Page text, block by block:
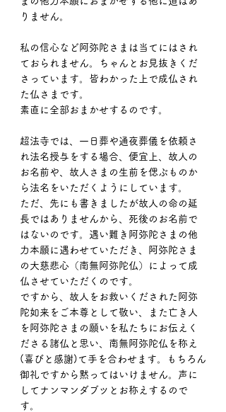
りません。
私の信心など阿弥陀さまは当てにはされ
ておられません。ちゃんとお見抜きくだ
さっています。皆わかった上で成仏され
た仏さまです。
素直に全部おまかせするのです。
超法寺では、一日葬や通夜葬儀を依頼さ
れ法名授与をする場合、便宜上、故人の
お名前や、故人さまの生前を偲ぶものか
ら法名をいただくようにしています。
ただ、先にも書きましたが故人の命の延
長ではありませんから、死後のお名前で
はないのです。遇い難き阿弥陀さまの他
力本願に遇わせていただき、阿弥陀さま
の大慈悲心（南無阿弥陀仏）によって成
仏させていただくのです。
ですから、故人をお救いくだされた阿弥
陀如来をご本尊として敬い、また亡き人
を阿弥陀さまの願いを私たちにお伝えく
ださる諸仏と思い、南無阿弥陀仏を称え
(喜びと感謝)て手を合わせます。もちろん
御礼ですから黙ってはいけません。声に
してナンマンダブツとお称えするので
す。